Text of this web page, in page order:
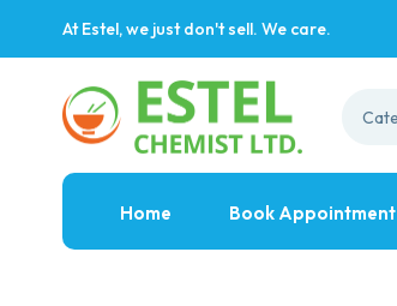
At Estel, we just don't sell. We care.
Home Book Appointment